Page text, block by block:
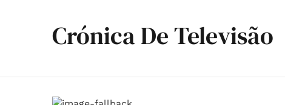
Crónica De Televisão